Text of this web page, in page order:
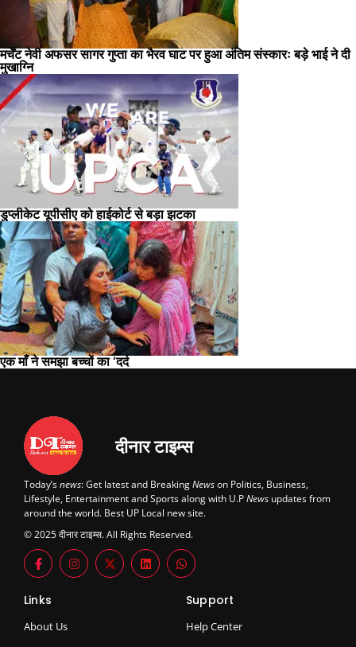
मर्चेंट नेवी अफसर सागर गुप्ता का भैरव घाट पर हुआ अंतिम संस्कारः बड़े भाई ने दी
मुखाग्नि
डुप्लीकेट यूपीसीए को हाईकोर्ट से बड़ा झटका
एक माँ ने समझा बच्चों का ‘दर्द
दीनार टाइम्स
Today’snews: Get latest and BreakingNewson Politics, Business,
Lifestyle, Entertainment and Sports along with U.PNews updates from
around the world. Best UP Local new site.
© 2025 दीनार टाइम्स. All Rights Reserved.
Links
About Us
Support
Help Center